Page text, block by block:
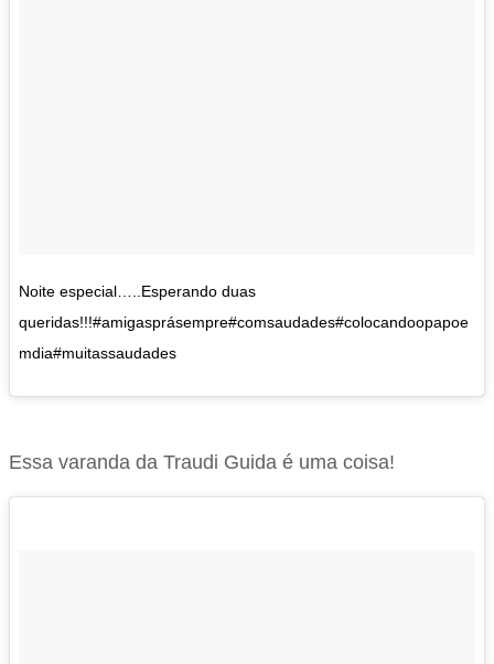
Noite especial…..Esperando duas
queridas!!!#amigasprásempre#comsaudades#colocandoopapoe
mdia#muitassaudades
Essa varanda da Traudi Guida é uma coisa!